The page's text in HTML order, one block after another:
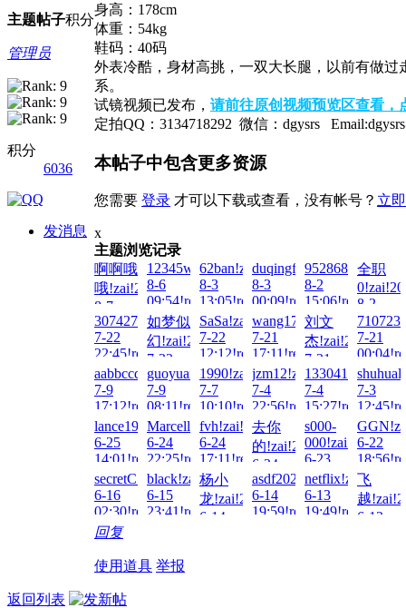
主题帖子积分
管理员
积分
6036
发消息
身高：178cm
体重：54kg
鞋码：40码
外表冷酷，身材高挑，一双大长腿，以前有做
系。
试镜视频已发布， 请前往原创视频预览区查看，
定拍QQ：3134718292 微信：dgysrs
本帖子中包含更多资源
您需要 登录 才可以下载或查看，没有帐号？ 立
x
主题浏览记录
啊啊哦
哦!zai!2026-
8-7
04:54!read!
12345wto!zai!2026-
8-6
09:54!read!
62ban!zai!2026-
8-3
13:05!read!
duqingfeiwu10!zai!2026-
8-3
00:09!read!
8-2
15:06!read!
全职
8-2
3074276607!zai!2026-
7-22
22:45!read!
如梦似
幻!zai!2026-
7-22
15:02!read!
SaSa!zai!2026-
7-22
12:12!read!
wang172@!zai!2026-
7-21
17:11!read!
刘文
杰!zai!2026-
7-21
15:03!read!
7-21
aabbccdd!zai!2026-
7-9
17:12!read!
guoyuan!zai!2026-
7-9
08:11!read!
1990!zai!2026-
7-7
10:10!read!
jzm12!zai!2026-
7-4
22:56!read!
7-4
15:27!read!
7-3
lance1996!zai!2026-
6-25
14:01!read!
Marcellis!zai!2026-
6-24
22:25!read!
fvh!zai!2026-
6-24
17:11!read!
去你
的!zai!2026-
6-24
16:17!read!
s000-
000!zai!2026-
6-23
05:19!read!
6-22
secretC!zai!2026-
6-16
02:30!read!
black!zai!2026-
6-15
23:41!read!
杨小
龙!zai!2026-
6-14
asdf20220122!zai!2026-
6-14
19:59!read!
netflix!zai!2026-
6-13
19:49!read!
飞
越
6-13
回复
使用道具 举报
返回列表